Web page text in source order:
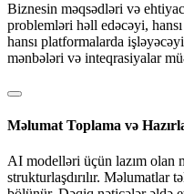
Biznesin məqsədləri və
problemləri həll edəcəyi,
hansı platformalarda
mənbələri və inteqrasiyalar
Məlumat Toplama və
AI modelləri üçün lazım olan
strukturlaşdırılır. Məlumatlar